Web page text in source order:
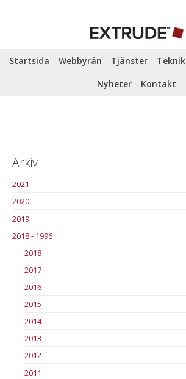
Startsida Webbyrån Tjänster Teknik
Nyheter
Kontakt
Arkiv
2021
2020
2019
2018 - 1996
2018
2017
2016
2015
2014
2013
2012
2011